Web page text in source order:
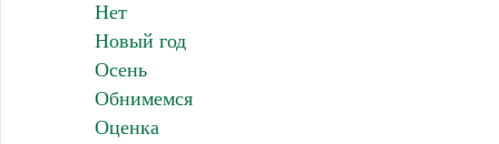
Нет
Новый год
Осень
Обнимемся
Оценка